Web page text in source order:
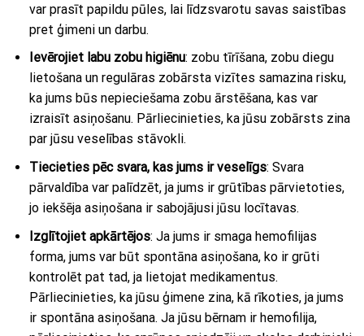
var prasīt papildu pūles, lai līdzsvarotu savas saistības
pret ģimeni un darbu.
Ievērojiet labu zobu higiēnu: zobu tīrīšana, zobu diegu
lietošana un regulāras zobārsta vizītes samazina risku,
ka jums būs nepieciešama zobu ārstēšana, kas var
izraisīt asiņošanu. Pārliecinieties, ka jūsu zobārsts zina
par jūsu veselības stāvokli.
Tiecieties pēc svara, kas jums ir veselīgs: Svara
pārvaldība var palīdzēt, ja jums ir grūtības pārvietoties,
jo iekšēja asiņošana ir sabojājusi jūsu locītavas.
Izglītojiet apkārtējos: Ja jums ir smaga hemofilijas
forma, jums var būt spontāna asiņošana, ko ir grūti
kontrolēt pat tad, ja lietojat medikamentus.
Pārliecinieties, ka jūsu ģimene zina, kā rīkoties, ja jums
ir spontāna asiņošana. Ja jūsu bērnam ir hemofilija,